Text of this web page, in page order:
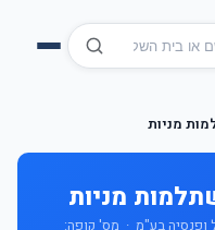
מניות
מניות
ופנסיה בע"מ · מס' קופה: